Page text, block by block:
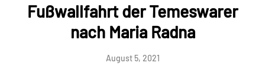
Fußwallfahrt der Temeswarer
nach Maria Radna
August 5, 2021